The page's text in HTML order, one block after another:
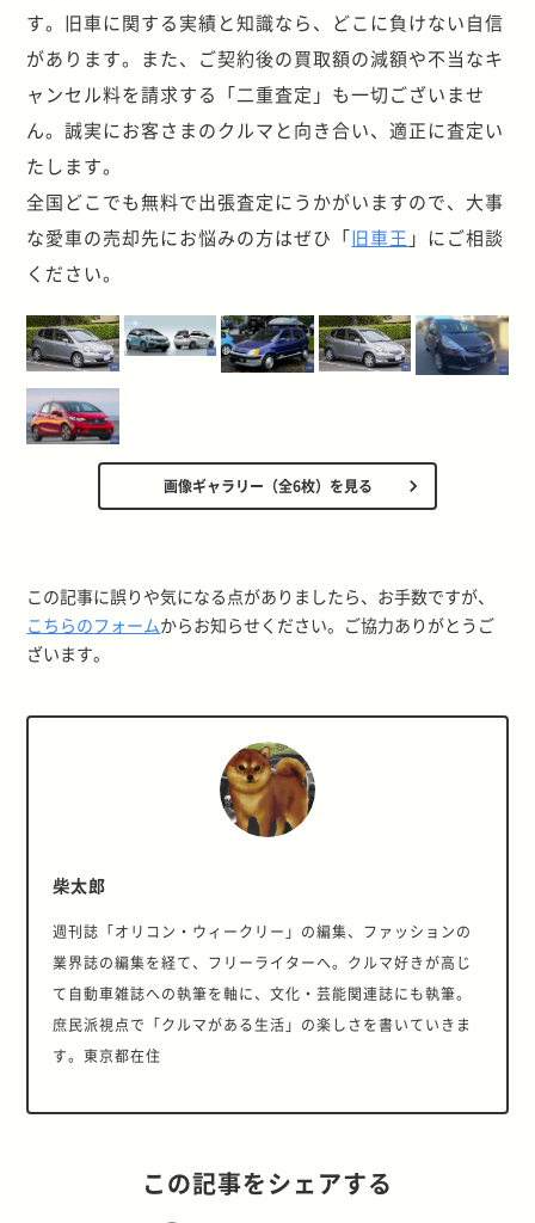
す。旧車に関する実績と知識なら、どこに負けない自信
があります。また、ご契約後の買取額の減額や不当なキ
ャンセル料を請求する「二重査定」も一切ございませ
ん。誠実にお客さまのクルマと向き合い、適正に査定い
たします。
全国どこでも無料で出張査定にうかがいますので、大事
な愛車の売却先にお悩みの方はぜひ「旧車王 」にご相談
ください。
画像ギャラリー（全6枚）を見る
この記事に誤りや気になる点がありましたら、お手数ですが、
こちらのフォームからお知らせください。ご協力ありがとうご
ざいます。
柴太郎
週刊誌「オリコン・ウィークリー」の編集、ファッションの
業界誌の編集を経て、フリーライターへ。クルマ好きが高じ
て自動車雑誌への執筆を軸に、文化・芸能関連誌にも執筆。
庶民派視点で「クルマがある生活」の楽しさを書いていきま
す。東京都在住
この記事をシェアする